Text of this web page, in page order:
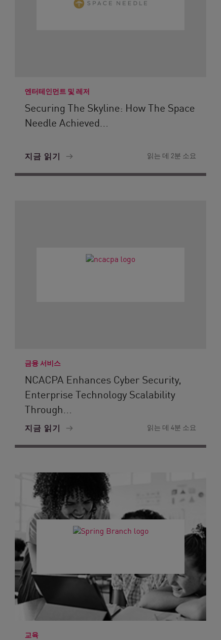
엔터테인먼트 및 레저
Securing The Skyline: How The Space
Needle Achieved...
지금 읽기 읽는 데 2분 소요
금융 서비스
NCACPA Enhances Cyber Security,
Enterprise Technology Scalability
Through...
지금 읽기 읽는 데 4분 소요
교육